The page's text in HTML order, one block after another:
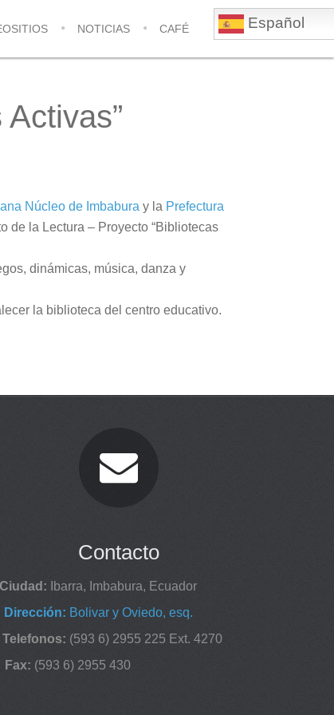
NOTICIAS CAFÉ Español
Núcleo de Imbabura y la Prefectura
de la Lectura – Proyecto “Bibliotecas
dinámicas, música, danza y
la biblioteca del centro educativo.
Contacto
Ciudad:
Ibarra, Imbabura, Ecuador
Dirección: Bolivar y Oviedo, esq.
Telefonos: (593 6) 2955 225 Ext. 4270
Fax: (593 6) 2955 430